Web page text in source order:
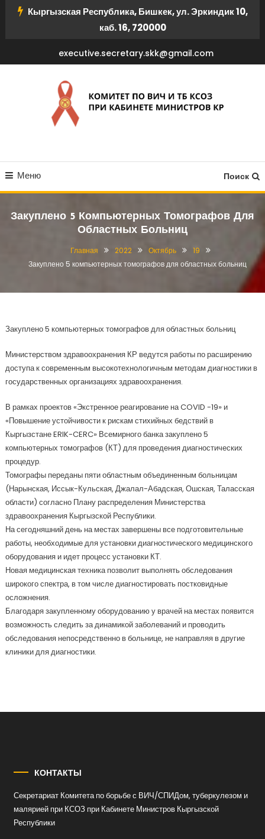
ПерейтиКыргызская Республика, Бишкек, ул. Эркиндик 10,
каб. 16, 720000
executive.secretary.skk@gmail.com
КСОЗ ПРИ КАБИНЕТЕ
МИНИСТРОВ КР
Меню Поиск
Закуплено 5 Компьютерных Томографов Для
Областных Больниц
Главная 2022 Октябрь
19
Закуплено 5 компьютерных томографов для областных больниц
Закуплено 5 компьютерных томографов для областных больниц
Министерством здравоохранения КР ведутся работы по расширению
доступа к современным высокотехнологичным методам диагностики в
государственных организациях здравоохранения.
В рамках проектов «Экстренное реагирование на COVID -19» и
«Повышение устойчивости к рискам стихийных бедствий в
Кыргызстане ERIK-CERC» Всемирного банка закуплено 5
компьютерных томографов (КТ) для проведения диагностических
процедур.
Томографы переданы пяти областным объединенным больницам
(Нарынская, Иссык-Кульская, Джалал-Абадская, Ошская, Таласская
области) согласно Плану распределения Министерства
здравоохранения Кыргызской Республики.
На сегодняшний день на местах завершены все подготовительные
работы, необходимые для установки диагностического медицинского
оборудования и идет процесс установки КТ.
Новая медицинская техника позволит выполнять обследования
широкого спектра, в том числе диагностировать постковидные
осложнения.
Благодаря закупленному оборудованию у врачей на местах появится
возможность следить за динамикой заболеваний и проводить
обследования непосредственно в больнице, не направляя в другие
клиники для диагностики.
КОНТАКТЫ
Секретариат Комитета по борьбе с ВИЧ/СПИДом, туберкулезом и
малярией при КСОЗ при Кабинете Министров Кыргызской
Республики